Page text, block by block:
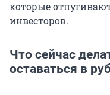
которые
инвесторов.
Что сейчас
оставаться в